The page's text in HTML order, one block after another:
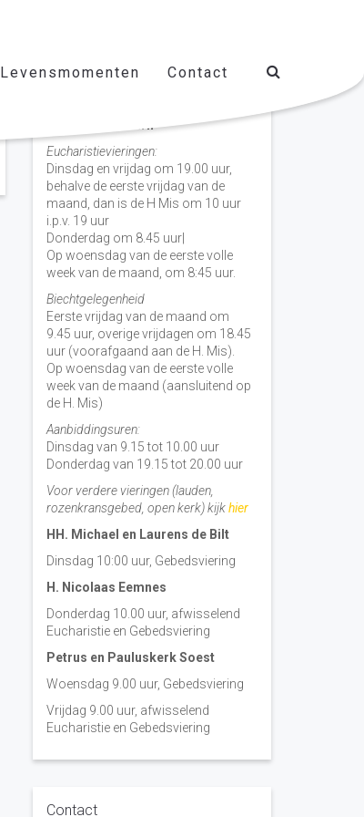
Levensmomenten Contact
Vieringen door de week
H. Nicolaas Baarn
Eucharistievieringen:
Dinsdag en vrijdag om 19.00 uur,
behalve de eerste vrijdag van de
maand, dan is de H Mis om 10 uur
i.p.v. 19 uur
Donderdag om 8.45 uur|
Op woensdag van de eerste volle
week van de maand, om 8:45 uur.
Biechtgelegenheid
Eerste vrijdag van de maand om
9.45 uur, overige vrijdagen om 18.45
uur (voorafgaand aan de H. Mis).
Op woensdag van de eerste volle
week van de maand (aansluitend op
de H. Mis)
Aanbiddingsuren:
Dinsdag van 9.15 tot 10.00 uur
Donderdag van 19.15 tot 20.00 uur
Voor verdere vieringen (lauden,
rozenkransgebed, open kerk) kijkhier
HH. Michael en Laurens de Bilt
Dinsdag 10:00 uur, Gebedsviering
H. Nicolaas Eemnes
Donderdag 10.00 uur, afwisselend
Eucharistie en Gebedsviering
Petrus en Pauluskerk Soest
Woensdag 9.00 uur, Gebedsviering
Vrijdag 9.00 uur, afwisselend
Eucharistie en Gebedsviering
Contact